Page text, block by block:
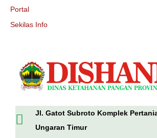
Portal
Sekilas Info
Jl. Gatot Subroto Komplek
Ungaran Timur